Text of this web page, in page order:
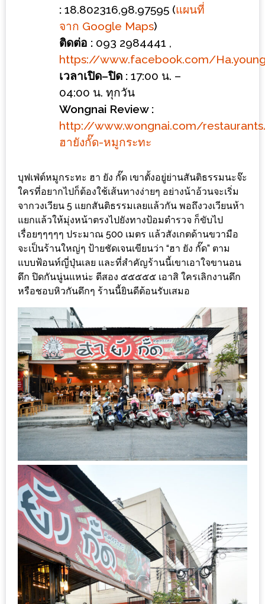
16
ร้าน
อร่อย
ที่
ต้อง
มา
ลอง
ถนน
คน
วัน
อาทิตย์
ท่าแพ
เชียงใหม่
CART
CHECKOUT
DRAFT
–
บาร์บีคิว
สาว
เหนือ
กับ
สลัด
หนุ่ม
บ้านนา
เมนู
เด็ด
จาก
ANNA
FARM
ที่
เอาชนะ
ใจ
กรรมการ
: 18.802316,98.97595 (แผนที่
จาก Google Maps)
ติดต่อ : 093 2984441 ,
https://www.facebook.com/
เวลาเปิด–ปิด : 17:00 น. –
04:00 น. ทุกวัน
Wongnai Review :
http://www.wongnai.com/
ฮายังกั๊ด-หมูกระทะ
บุฟเฟ่ต์หมูกระทะ ฮา ยัง กั๊ด เขาตั้งอยู่ย่านสันติธรรมนะจ๊ะ
ใครที่อยากไปก็ต้องใช้เส้นทางง่ายๆ อย่างน้าอ้วนจะเริ่ม
จากวงเวียน 5 แยกสันติธรรมเลยแล้วกัน พอถึงวงเวียนห้า
แยกแล้วให้มุ่งหน้าตรงไปยังทางป้อมตำรวจ ก็ขับไป
เรื่อยๆๆๆๆๆ ประมาณ 500 เมตร แล้วสังเกตด้านขวามือ
จะเป็นร้านใหญ่ๆ ป้ายชัดเจนเขียนว่า “ฮา ยัง กั๊ด” ตาม
แบบฟ้อนท์ญี่ปุ่นเลย และที่สำคัญร้านนี้เขาเอาใจขานอน
ดึก ปิดกันนู่นแหน่ะ ตีสอง ๕๕๕๕๕ เอาสิ ใครเลิกงานดึก
หรือชอบหิวกันดึกๆ ร้านนี้ยินดีต้อนรับเสมอ